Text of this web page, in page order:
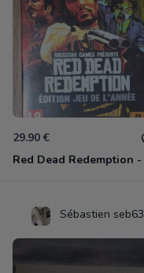
29.90 €
Sébastien seb63